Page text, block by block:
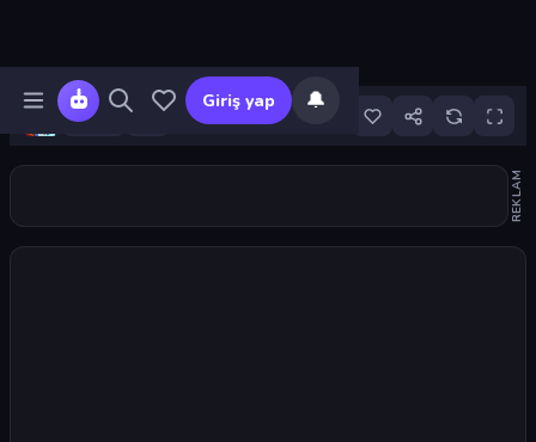
Giriş yap 🔔
19
REKLAM